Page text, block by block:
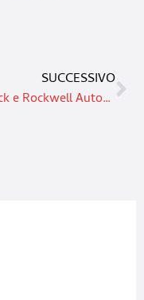
SUCCESSIVO
CT Pack e Rockwell Automation: un’alleanza strategica per il secondary packaging ad alta velocità